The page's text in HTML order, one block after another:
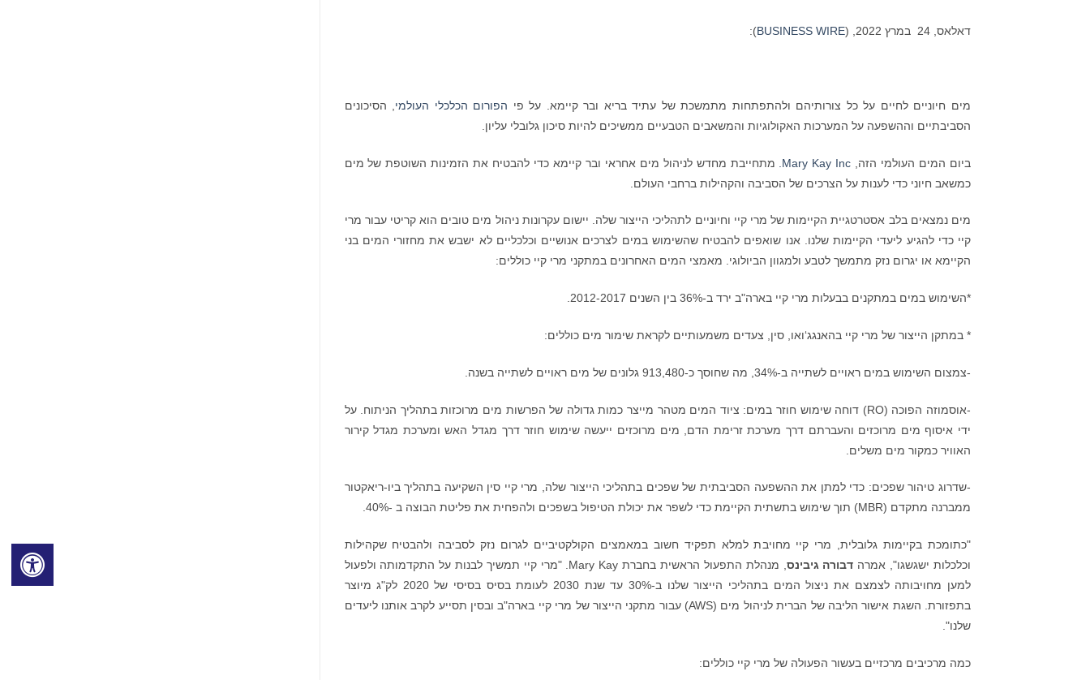
דאלאס, 24 במרץ 2022, ( BUSINESS WIRE
):
מים חיוניים לחיים על כל צורותיהם ולהתפתחות מתמשכת של עתיד בריא ובר קיימא. על פי הפורום הכלכלי העולמי , הסיכונים
הסביבתיים וההשפעה על המערכות האקולוגיות והמשאבים הטבעיים ממשיכים להיות סיכון גלובלי עליון.
ביום המים העולמי הזה, Mary Kay Inc.
מתחייבת מחדש לניהול מים אחראי ובר קיימא כדי להבטיח את הזמינות השוטפת של מים
כמשאב חיוני כדי לענות על הצרכים של הסביבה והקהילות ברחבי העולם.
מים נמצאים בלב אסטרטגיית הקיימות של מרי קיי וחיוניים לתהליכי הייצור שלה. יישום עקרונות ניהול מים טובים הוא קריטי עבור מרי
קיי כדי להגיע ליעדי הקיימות שלנו. אנו שואפים להבטיח שהשימוש במים לצרכים אנושיים וכלכליים לא ישבש את מחזורי המים בני
הקיימא או יגרום נזק מתמשך לטבע ולמגוון הביולוגי. מאמצי המים האחרונים במתקני מרי קיי כוללים:
*השימוש במים במתקנים בבעלות מרי קיי בארה"ב ירד ב-36% בין השנים 2012-2017.
* במתקן הייצור של מרי קיי בהאנגג‘ואו, סין, צעדים משמעותיים לקראת שימור מים כוללים:
-צמצום השימוש במים ראויים לשתייה ב-34%, מה שחוסך כ-913,480 גלונים של מים ראויים לשתייה בשנה.
-אוסמוזה הפוכה (RO) דוחה שימוש חוזר במים: ציוד המים מטהר מייצר כמות גדולה של הפרשות מים מרוכזות בתהליך הניתוח. על
ידי איסוף מים מרוכזים והעברתם דרך מערכת זרימת הדם, מים מרוכזים ייעשה שימוש חוזר דרך מגדל האש ומערכת מגדל קירור
האוויר כמקור מים משלים.
-שדרוג טיהור שפכים: כדי למתן את ההשפעה הסביבתית של שפכים בתהליכי הייצור שלה, מרי קיי סין השקיעה בתהליך ביו-ריאקטור
ממברנה מתקדם (MBR) תוך שימוש בתשתית הקיימת כדי לשפר את יכולת הטיפול בשפכים ולהפחית את פליטת הבוצה ב -40%.
"כתומכת בקיימות גלובלית, מרי קיי מחויבת למלא תפקיד חשוב במאמצים הקולקטיביים לגרום נזק לסביבה ולהבטיח שקהילות
וכלכלות ישגשגו", אמרה דבורה גיבינס
, מנהלת התפעול הראשית בחברת Mary Kay. "מרי קיי תמשיך לבנות על התקדמותה ולפעול
למען מחויבותה לצמצם את ניצול המים בתהליכי הייצור שלנו ב-30% עד שנת 2030 לעומת בסיס בסיסי של 2020 לק"ג מיוצר
בתפזורת. השגת אישור הליבה של הברית לניהול מים (AWS) עבור מתקני הייצור של מרי קיי בארה"ב ובסין תסייע לקרב אותנו ליעדים
שלנו".
כמה מרכיבים מרכזיים בעשור הפעולה של מרי קיי כוללים: